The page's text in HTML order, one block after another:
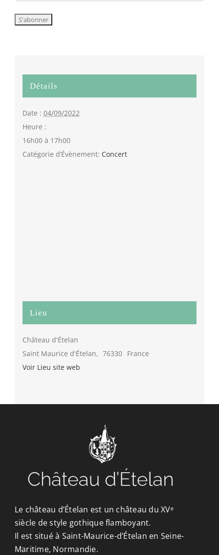
Détails
Date : 04/09/2022
Heure :
16h00 à 17h00
Catégorie d’Évènement: Concert
Lieu
Château d'Ételan
Saint Maurice d'Ételan, 76330 France
Voir Lieu site web
Le château d’Ételan est un château du XVᵉ
siècle de style gothique flamboyant.
Il est situé à Saint-Maurice-d’Ételan en Seine-
Maritime, Normandie.